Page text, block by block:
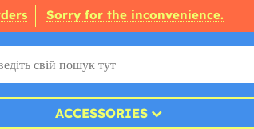
Sorry for the inconvenience.
ACCESSORIES